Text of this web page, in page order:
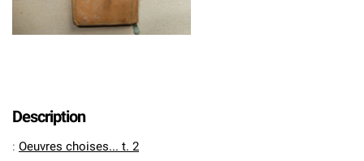
Description
: Oeuvres choises... t. 2